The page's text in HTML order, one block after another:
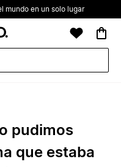
mundo en un solo lugar
pudimos
que estaba